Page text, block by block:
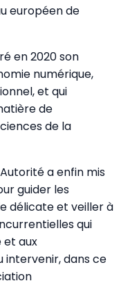
européen de
en 2020 son
numérique,
et qui
de
de la
a enfin mis
guider les
délicate et veiller à
qui
et aux
intervenir, dans ce